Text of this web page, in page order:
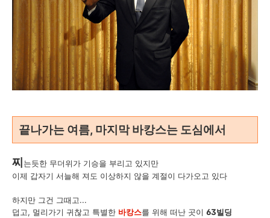
끝나가는 여름, 마지막 바캉스는 도심에서
찌 는듯한 무더위가 기승을 부리고 있지만
이제 갑자기 서늘해 져도 이상하지 않을 계절이 다가오고 있다
하지만 그건 그때고...
덥고, 멀리가기 귀찮고 특별한 바캉스를 위해 떠난 곳이 63빌딩